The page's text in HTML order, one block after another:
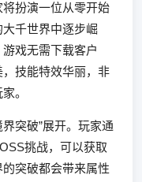
扮演一位从零开始
千世界中逐步崛
戏无需下载客户
技能特效华丽，非
。
突破”展开。玩家通
挑战，可以获取
突破都会带来属性